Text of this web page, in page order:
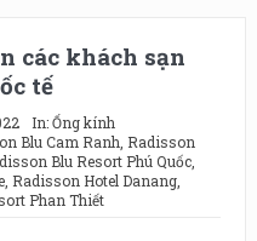
các khách sạn
tế
In:Ống kính
Blu Cam Ranh Radisson
Blu Resort Phú Quốc,
, Radisson Hotel Danang,
Phan Thiết